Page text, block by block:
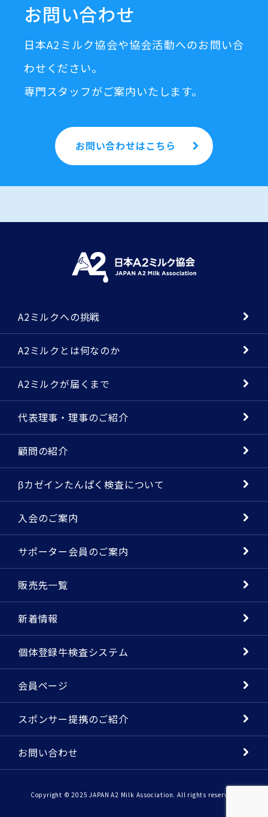
お問い合わせ
日本A2ミルク協会や協会活動へのお問い合
わせください。
専門スタッフがご案内いたします。
お問い合わせはこちら
A2ミルクへの挑戦
A2ミルクとは何なのか
A2ミルクが届くまで
代表理事・理事のご紹介
顧問の紹介
βカゼインたんぱく検査について
入会のご案内
サポーター会員のご案内
販売先一覧
新着情報
個体登録牛検査システム
会員ページ
スポンサー提携のご紹介
お問い合わせ
Copyright © 2025 JAPAN A2 Milk Association. All rights reserved.